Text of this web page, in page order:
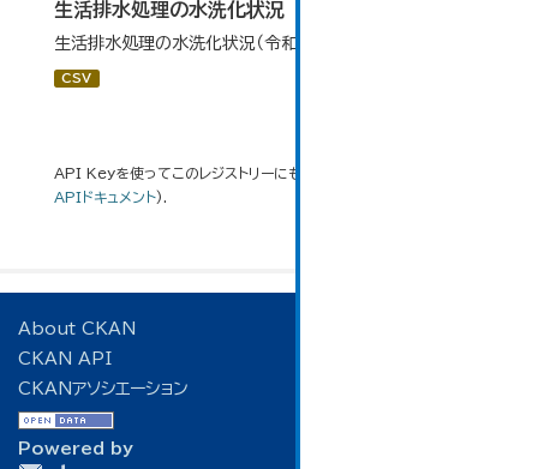
生活排水処理の水洗化状況
生活排水処理の水洗化状況（令和５年度末現在）
CSV
API Keyを使ってこのレジストリーにもアクセス可能です
APIドキュメント).
About CKAN
CKAN API
CKANアソシエーション
Powered by